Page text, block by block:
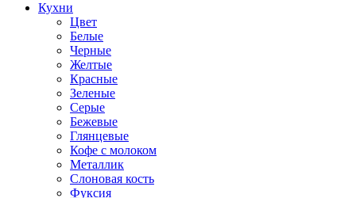
Кухни
Цвет
Белые
Черные
Желтые
Красные
Зеленые
Серые
Бежевые
Глянцевые
Кофе с молоком
Металлик
Слоновая кость
Фуксия